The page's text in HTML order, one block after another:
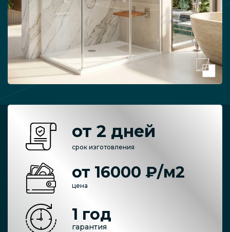
от 2 дней
срок изготовления
от 16000 ₽/м2
цена
1 год
гарантия